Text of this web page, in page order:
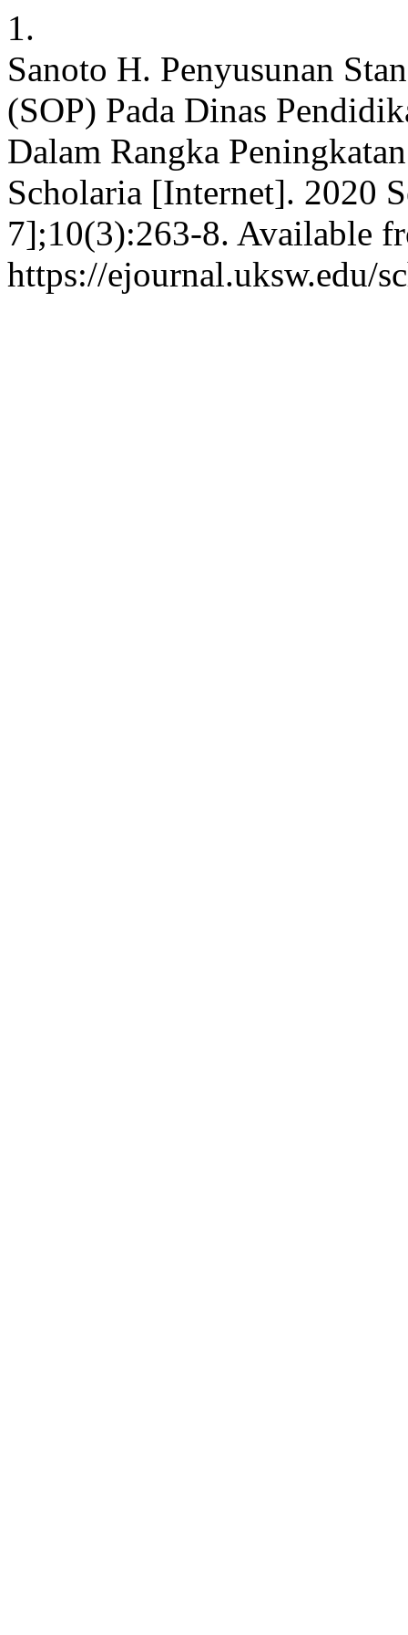
1.
Sanoto H. Penyusunan
(SOP) Pada Dinas
Dalam Rangka
Scholaria [Internet]. 2020
7];10(3):263-8. Available
https://ejournal.uksw.edu/